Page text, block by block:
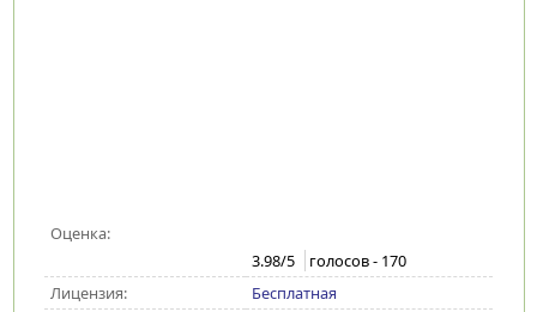
Оценка:
3.98/5 голосов - 170
Лицензия:
Бесплатная